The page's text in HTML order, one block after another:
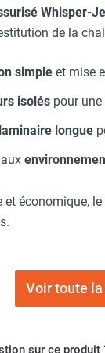
Whisper-
de la
simple et mise
isolés pour
longue
et économique, le
Voir toute la
sur ce produit